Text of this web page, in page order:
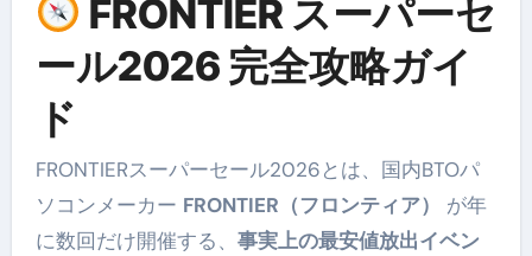
FRONTIER スーパーセ
ール2026 完全攻略ガイ
ド
FRONTIERスーパーセール2026とは、国内BTOパ
ソコンメーカー FRONTIER（フロンティア）
が年
に数回だけ開催する、 事実上の最安値放出イベン